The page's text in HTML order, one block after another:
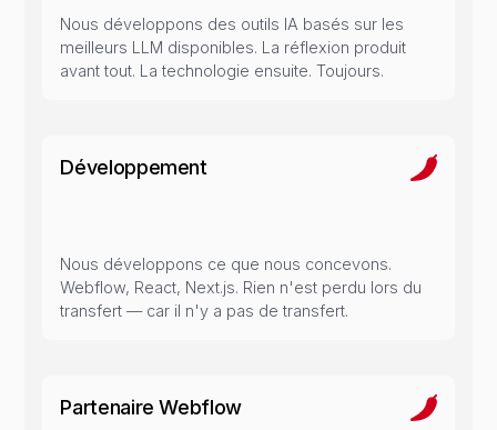
Nous développons des outils IA basés sur les
meilleurs LLM disponibles. La réflexion produit
avant tout. La technologie ensuite. Toujours.
Développement
Nous développons ce que nous concevons.
Webflow, React, Next.js. Rien n'est perdu lors du
transfert — car il n'y a pas de transfert.
Partenaire Webflow